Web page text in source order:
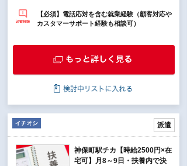
【必須】電話応対を含む就業経験（顧客対応や
カスタマーサポート経験も相談可）
派遣
神保町駅チカ【時給2500円×在
宅可】月8～9日・扶養内で決